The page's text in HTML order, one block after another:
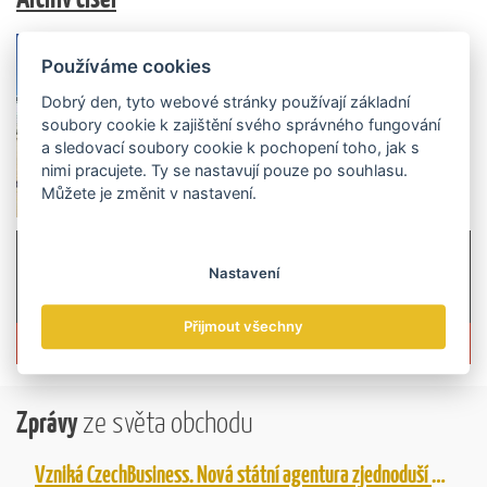
Více informací o časopisu »
Zprávyze světa obchodu
Vzniká CzechBusiness. Nová státní agentura zjednoduší podporu českých firem
Používáme cookies
Dobrý den, tyto webové stránky používají základní
soubory cookie k zajištění svého správného fungování
a sledovací soubory cookie k pochopení toho, jak s
nimi pracujete. Ty se nastavují pouze po souhlasu.
Můžete je změnit v nastavení.
Nastavení
Přijmout všechny